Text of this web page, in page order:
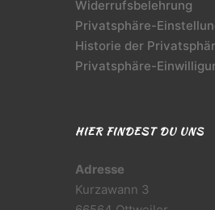
Widerrufsbelehrung
Privatsphäre-
Historie der
Privatsphäre-
HIER FINDEST DU UNS
Adresse
Kurzawann 3